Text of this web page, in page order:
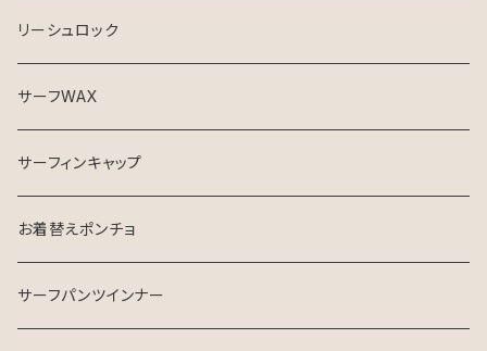
リーシュロック
サーフWAX
サーフィンキャップ
お着替えポンチョ
サーフパンツインナー